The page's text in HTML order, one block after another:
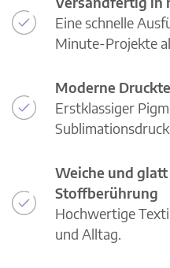
Eine schnelle
Minute-Projekte
Moderne
Erstklassiger
Weiche und
Stoffberührung
Hochwertige
und Alltag.